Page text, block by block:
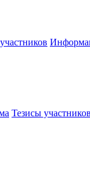
Тезисы